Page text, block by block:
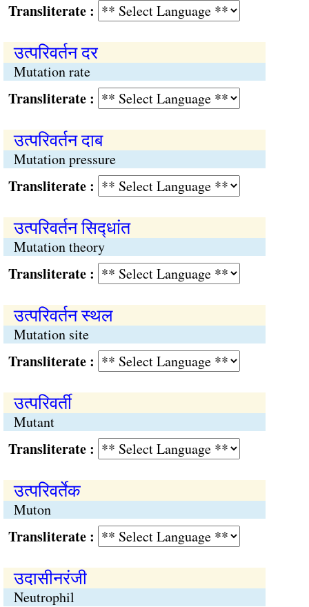
:
उत्परिवर्तन दर
Mutation rate
:
उत्परिवर्तन दाब
Mutation pressure
:
उत्परिवर्तन सिद्‍धांत
Mutation theory
:
उत्परिवर्तन स्थल
Mutation site
:
उत्परिवर्ती
Mutant
:
उत्परिवर्तेक
Muton
:
उदासीनरंजी
Neutrophil